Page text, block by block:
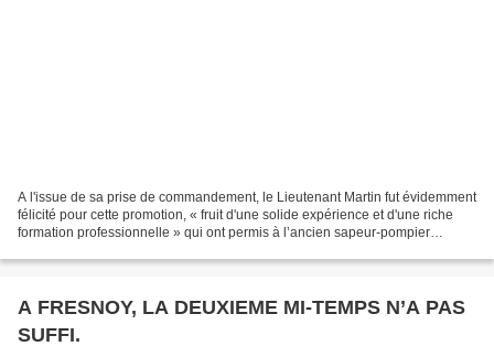
A l'issue de sa prise de commandement, le Lieutenant Martin fut évidemment
félicité pour cette promotion, « fruit d'une solide expérience et d'une riche
formation professionnelle » qui ont permis à l’ancien sapeur-pompier
A FRESNOY, LA DEUXIEME MI-TEMPS N’A PAS
SUFFI.